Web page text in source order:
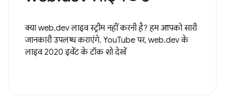
क्या web.dev लाइव स्ट्रीम नहीं करनी है? हम आपको सारी
जानकारी उपलब्ध कराएंगे. YouTube पर, web.dev के
लाइव 2020 इवेंट के टॉक शो देखें